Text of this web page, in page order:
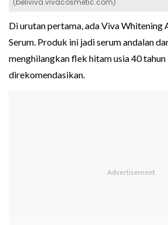
(beliviva.vivacosmetic.com)
Di urutan pertama, ada Viva Whitening
Serum. Produk ini jadi serum andalan
menghilangkan flek hitam usia 40
direkomendasikan.